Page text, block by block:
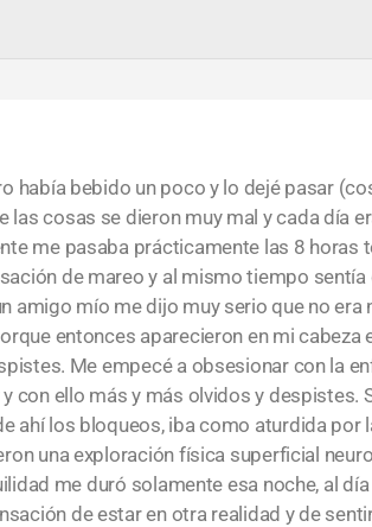
bebido un poco y lo dejé pasar
cosas se dieron muy mal y cada día
me pasaba prácticamente las 8 horas
de mareo y al mismo tiempo sentía
amigo mío me dijo muy serio que no era
entonces aparecieron en mi
Me empecé a obsesionar con la
con ello más y más olvidos y despistes.
ahí los bloqueos, iba como aturdida por
una exploración física superficial
me duró solamente esa noche, al
de estar en otra realidad y de